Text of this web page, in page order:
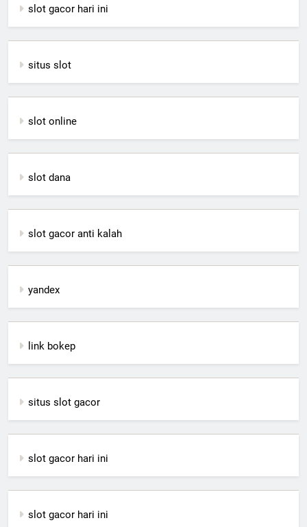
slot gacor hari ini
situs slot
slot online
slot dana
slot gacor anti kalah
yandex
link bokep
situs slot gacor
slot gacor hari ini
slot gacor hari ini